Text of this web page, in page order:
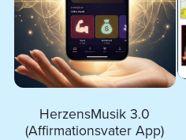
HerzensMusik 3.0
(Affirmationsvater App)